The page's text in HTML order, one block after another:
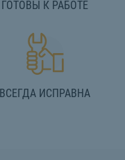
ГОТОВЫ К РАБОТЕ
ВСЕГДА ИСПРАВНА